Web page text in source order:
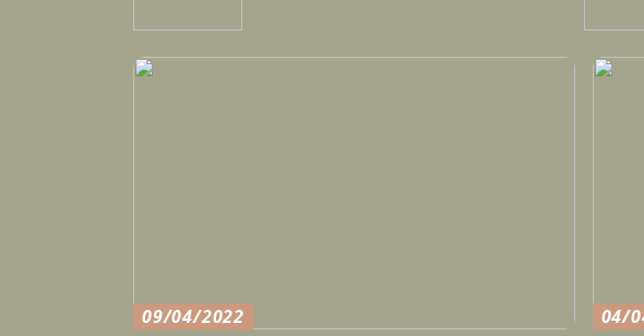
09/04/2022
04/